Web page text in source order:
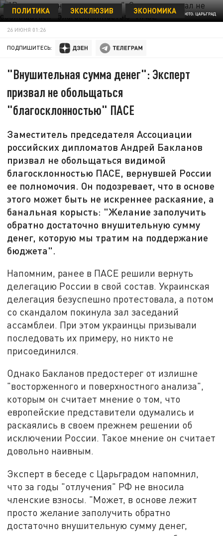
ФОТО: ЦАРЬГРАД
ПОЛИТИКА ЭКСКЛЮЗИВ ЭКОНОМИКА
26 ИЮНЯ 01:26
ПОДПИШИТЕСЬ:
"Внушительная сумма денег": Эксперт
призвал не обольщаться
"благосклонностью" ПАСЕ
Заместитель председателя Ассоциации
российских дипломатов Андрей Бакланов
призвал не обольщаться видимой
благосклонностью ПАСЕ, вернувшей России
ее полномочия. Он подозревает, что в основе
этого может быть не искреннее раскаяние, а
банальная корысть: "Желание заполучить
обратно достаточно внушительную сумму
денег, которую мы тратим на поддержание
бюджета".
Напомним, ранее в ПАСЕ решили вернуть
делегацию России в свой состав. Украинская
делегация безуспешно протестовала, а потом
со скандалом покинула зал заседаний
ассамблеи. При этом украинцы призывали
последовать их примеру, но никто не
присоединился.
Однако Бакланов предостерег от излишне
"восторженного и поверхностного анализа",
которым он считает мнение о том, что
европейские представители одумались и
раскаялись в своем прежнем решении об
исключении России. Такое мнение он считает
довольно наивным.
Эксперт в беседе с Царьградом напомнил,
что за годы "отлучения" РФ не вносила
членские взносы. "Может, в основе лежит
просто желание заполучить обратно
достаточно внушительную сумму денег,